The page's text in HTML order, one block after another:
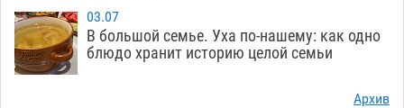
08:29
Астраханские спасатели назвали причину
пожара, в котором погиб 3-месячный малыш
06.08
03.07
В большой семье. Уха по-нашему: как одно
блюдо хранит историю целой семьи
Архив